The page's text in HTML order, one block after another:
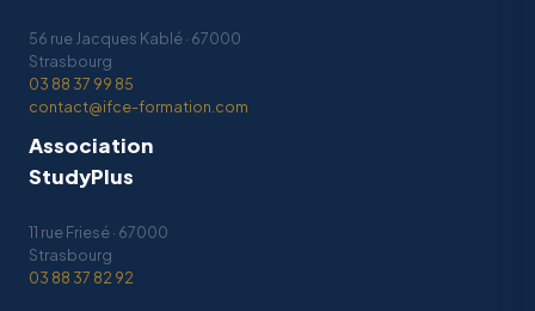
56 rue Jacques Kablé · 67000
Strasbourg
03 88 37 99 85
contact@ifce-formation.com
Association
StudyPlus
11 rue Friesé · 67000
Strasbourg
03 88 37 82 92